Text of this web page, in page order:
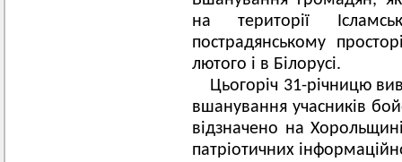
на території
пострадянському
лютого і в Білорусі.
Цьогоріч 31-річницю
вшанування учасників
відзначено на
патріотичних